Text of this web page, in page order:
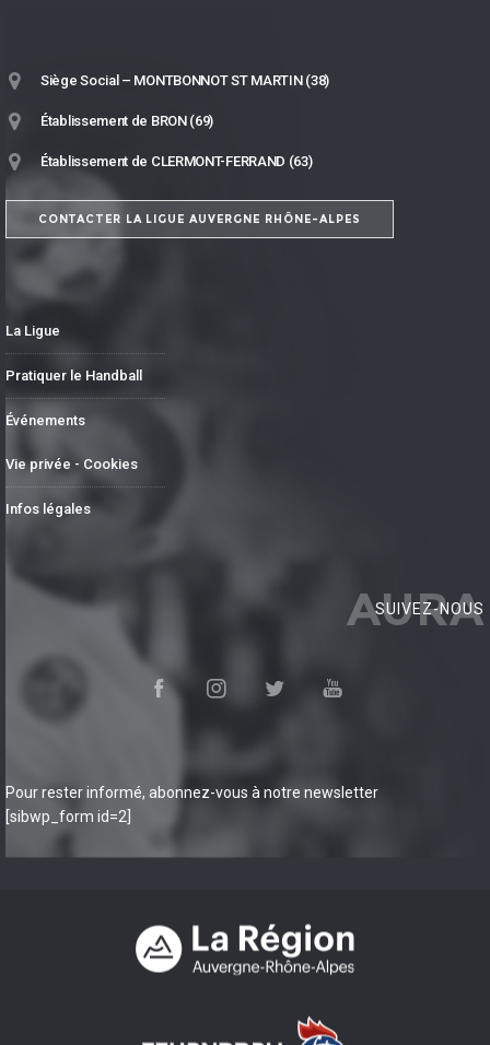
Siège Social – MONTBONNOT ST MARTIN (38)
Établissement de BRON (69)
Établissement de CLERMONT-FERRAND (63)
CONTACTER LA LIGUE AUVERGNE RHÔNE-ALPES
La Ligue
Pratiquer le Handball
Événements
Vie privée - Cookies
Infos légales
AURA
SUIVEZ-NOUS
Pour rester informé, abonnez-vous à notre newsletter
[sibwp_form id=2]